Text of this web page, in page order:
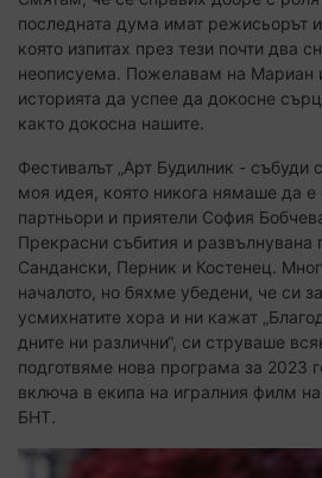
последната дума имат режисьорът и
която изпитах през тези почти два
неописуема. Пожелавам на Мариан
историята да успее да докосне
както докосна нашите.
Фестивалът „Арт Будилник - събуди
моя идея, която никога нямаше да е
партньори и приятели София
Прекрасни събития и развълнувана
Сандански, Перник и Костенец.
началото, но бяхме убедени, че си
усмихнатите хора и ни кажат
дните ни различни“, си струваше
подготвяме нова програма за 2023
включа в екипа на игралния филм
БНТ.